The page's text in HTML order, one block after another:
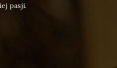
pasji.